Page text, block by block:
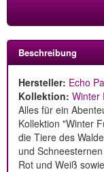
Beschreibung
Hersteller: Echo
Kollektion: Winter
Alles für ein
Kollektion "Winter
die Tiere des
und
Rot und Weiß